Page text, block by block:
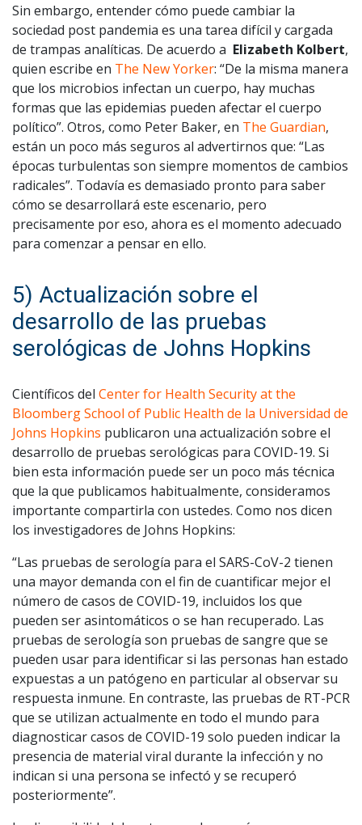
Sin embargo, entender cómo puede cambiar la
sociedad post pandemia es una tarea difícil y cargada
de trampas analíticas. De acuerdo a Elizabeth Kolbert,
quien escribe en The New Yorker: “De la misma manera
que los microbios infectan un cuerpo, hay muchas
formas que las epidemias pueden afectar el cuerpo
político”. Otros, como Peter Baker, en The Guardian,
están un poco más seguros al advertirnos que: “Las
épocas turbulentas son siempre momentos de cambios
radicales”. Todavía es demasiado pronto para saber
cómo se desarrollará este escenario, pero
precisamente por eso, ahora es el momento adecuado
para comenzar a pensar en ello.
5) Actualización sobre el
desarrollo de las pruebas
serológicas de Johns Hopkins
Científicos del Center for Health Security at the
Bloomberg School of Public Health de la Universidad de
Johns Hopkins publicaron una actualización sobre el
desarrollo de pruebas serológicas para COVID-19. Si
bien esta información puede ser un poco más técnica
que la que publicamos habitualmente, consideramos
importante compartirla con ustedes. Como nos dicen
los investigadores de Johns Hopkins:
“Las pruebas de serología para el SARS-CoV-2 tienen
una mayor demanda con el fin de cuantificar mejor el
número de casos de COVID-19, incluidos los que
pueden ser asintomáticos o se han recuperado. Las
pruebas de serología son pruebas de sangre que se
pueden usar para identificar si las personas han estado
expuestas a un patógeno en particular al observar su
respuesta inmune. En contraste, las pruebas de RT-PCR
que se utilizan actualmente en todo el mundo para
diagnosticar casos de COVID-19 solo pueden indicar la
presencia de material viral durante la infección y no
indican si una persona se infectó y se recuperó
posteriormente”.